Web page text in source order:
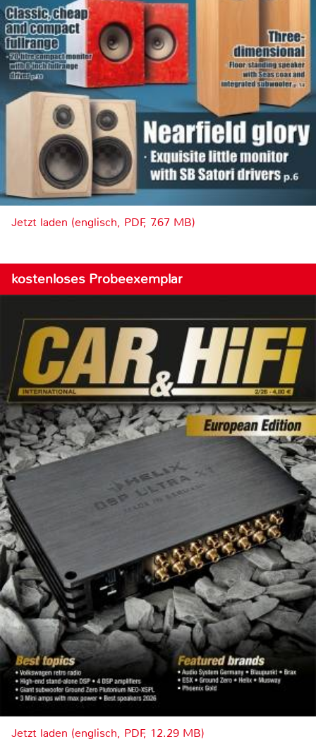
Jetzt laden (englisch, PDF, 7.67 MB)
kostenloses Probeexemplar
Jetzt laden (englisch, PDF, 12.29 MB)